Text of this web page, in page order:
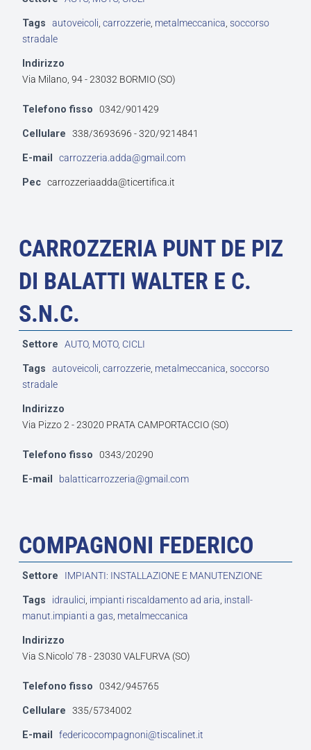
Tags autoveicoli, carrozzerie, metalmeccanica, soccorso
stradale
Indirizzo
Via Milano, 94 - 23032 BORMIO (SO)
Telefono fisso 0342/901429
Cellulare 338/3693696 - 320/9214841
E-mail carrozzeria.adda@gmail.com
Pec carrozzeriaadda@ticertifica.it
CARROZZERIA PUNT DE PIZ
DI BALATTI WALTER E C.
S.N.C.
Settore AUTO, MOTO, CICLI
Tags autoveicoli, carrozzerie, metalmeccanica, soccorso
stradale
Indirizzo
Via Pizzo 2 - 23020 PRATA CAMPORTACCIO (SO)
Telefono fisso 0343/20290
E-mail balatticarrozzeria@gmail.com
COMPAGNONI FEDERICO
Settore IMPIANTI: INSTALLAZIONE E MANUTENZIONE
Tags idraulici, impianti riscaldamento ad aria, install-
manut.impianti a gas, metalmeccanica
Indirizzo
Via S.Nicolo' 78 - 23030 VALFURVA (SO)
Telefono fisso 0342/945765
Cellulare 335/5734002
E-mail federicocompagnoni@tiscalinet.it